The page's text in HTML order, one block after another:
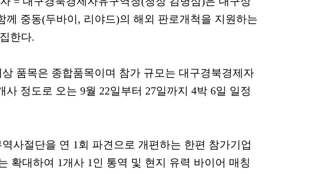
께 중동(두바이, 리야드)의 해외 판로개척을 지원하는
한다.
품목은 종합품목이며 참가 규모는 대구경북경제자
사 정도로 오는 9월 22일부터 27일까지 4박 6일 일정
사절단을 연 1회 파견으로 개편하는 한편 참가기업
확대하여 1개사 1인 통역 및 현지 유력 바이어 매칭